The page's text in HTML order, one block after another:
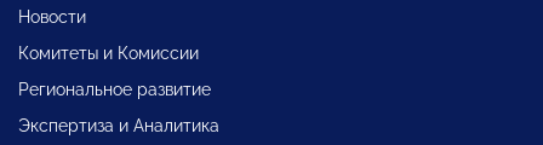
Новости
Комитеты и Комиссии
Региональное развитие
Экспертиза и Аналитика